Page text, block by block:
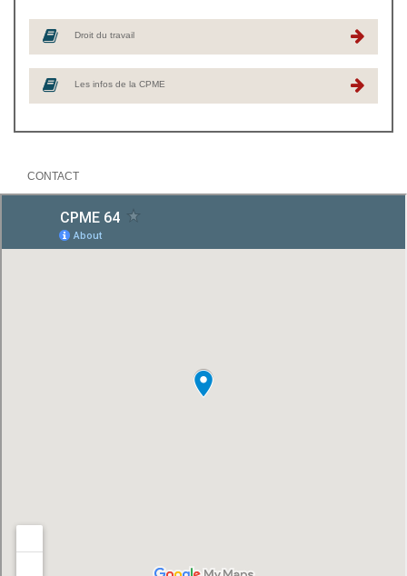
Droit du travail
Les infos de la CPME
CONTACT